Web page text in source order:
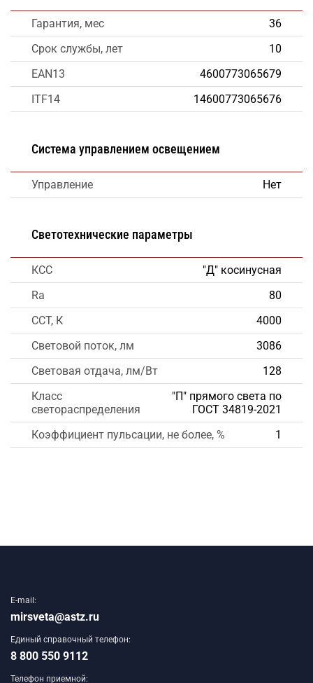
Гарантия, мес
36
Срок службы, лет
10
EAN13
4600773065679
ITF14
14600773065676
Система управлением освещением
Управление Нет
Светотехнические параметры
КСС
"Д" косинусная
Ra
80
CCT, К
4000
Световой поток, лм
3086
Световая отдача, лм/Вт
128
Класс
светораспределения
"П" прямого света по
ГОСТ 34819-2021
Коэффициент пульсации, не более, %
1
E-mail:
mirsveta@astz.ru
Единый справочный телефон:
8 800 550 9112
Телефон приемной: